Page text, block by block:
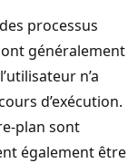
processus
généralement
n’a
d’exécution.
plan sont
également être